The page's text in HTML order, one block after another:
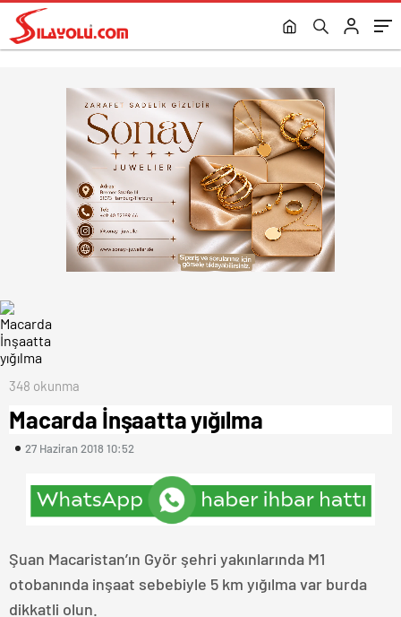
348 okunma
Macarda İnşaatta yığılma
27 Haziran 2018 10:52
Şuan Macaristan’ın Györ şehri yakınlarında M1
otobanında inşaat sebebiyle 5 km yığılma var burda
dikkatli olun.